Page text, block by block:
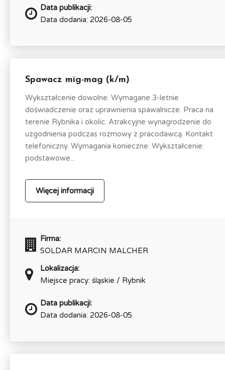
Data publikacji:
Data dodania: 2026-08-05
Spawacz mig-mag (k/m)
Wykształcenie dowolne. Wymagane 3-letnie
doświadczenie oraz uprawnienia spawalnicze. Praca na
terenie Rybnika i okolic. Atrakcyjne wynagrodzenie do
uzgodnienia podczas rozmowy z pracodawcą. Kontakt
telefoniczny. Wymagania konieczne: Wykształcenie:
podstawowe...
Więcej informacji
Firma:
SOLDAR MARCIN MALCHER
Lokalizacja:
Miejsce pracy: śląskie / Rybnik
Data publikacji:
Data dodania: 2026-08-05